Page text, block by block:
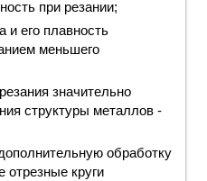
при резании;
и его плавность
меньшего
значительно
структуры металлов -
обработку
отрезные круги